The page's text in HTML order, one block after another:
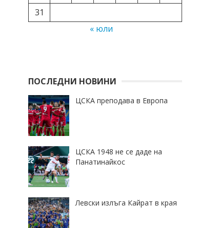
31
« юли
ПОСЛЕДНИ НОВИНИ
ЦСКА преподава в Европа
ЦСКА 1948 не се даде на
Панатинайкос
Левски излъга Кайрат в края